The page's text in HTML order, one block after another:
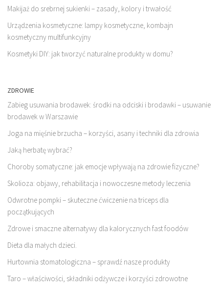
Makijaż do srebrnej sukienki – zasady, kolory i trwałość
Urządzenia kosmetyczne: lampy kosmetyczne, kombajn
kosmetyczny multifunkcyjny
Kosmetyki DIY: jak tworzyć naturalne produkty w domu?
ZDROWIE
Zabieg usuwania brodawek: środki na odciski i brodawki – usuwanie
brodawek w Warszawie
Joga na mięśnie brzucha – korzyści, asany i techniki dla zdrowia
Jaką herbatę wybrać?
Choroby somatyczne: jak emocje wpływają na zdrowie fizyczne?
Skolioza: objawy, rehabilitacja i nowoczesne metody leczenia
Odwrotne pompki – skuteczne ćwiczenie na triceps dla
początkujących
Zdrowe i smaczne alternatywy dla kalorycznych fast foodów
Dieta dla małych dzieci.
Hurtownia stomatologiczna – sprawdź nasze produkty
Taro – właściwości, składniki odżywcze i korzyści zdrowotne